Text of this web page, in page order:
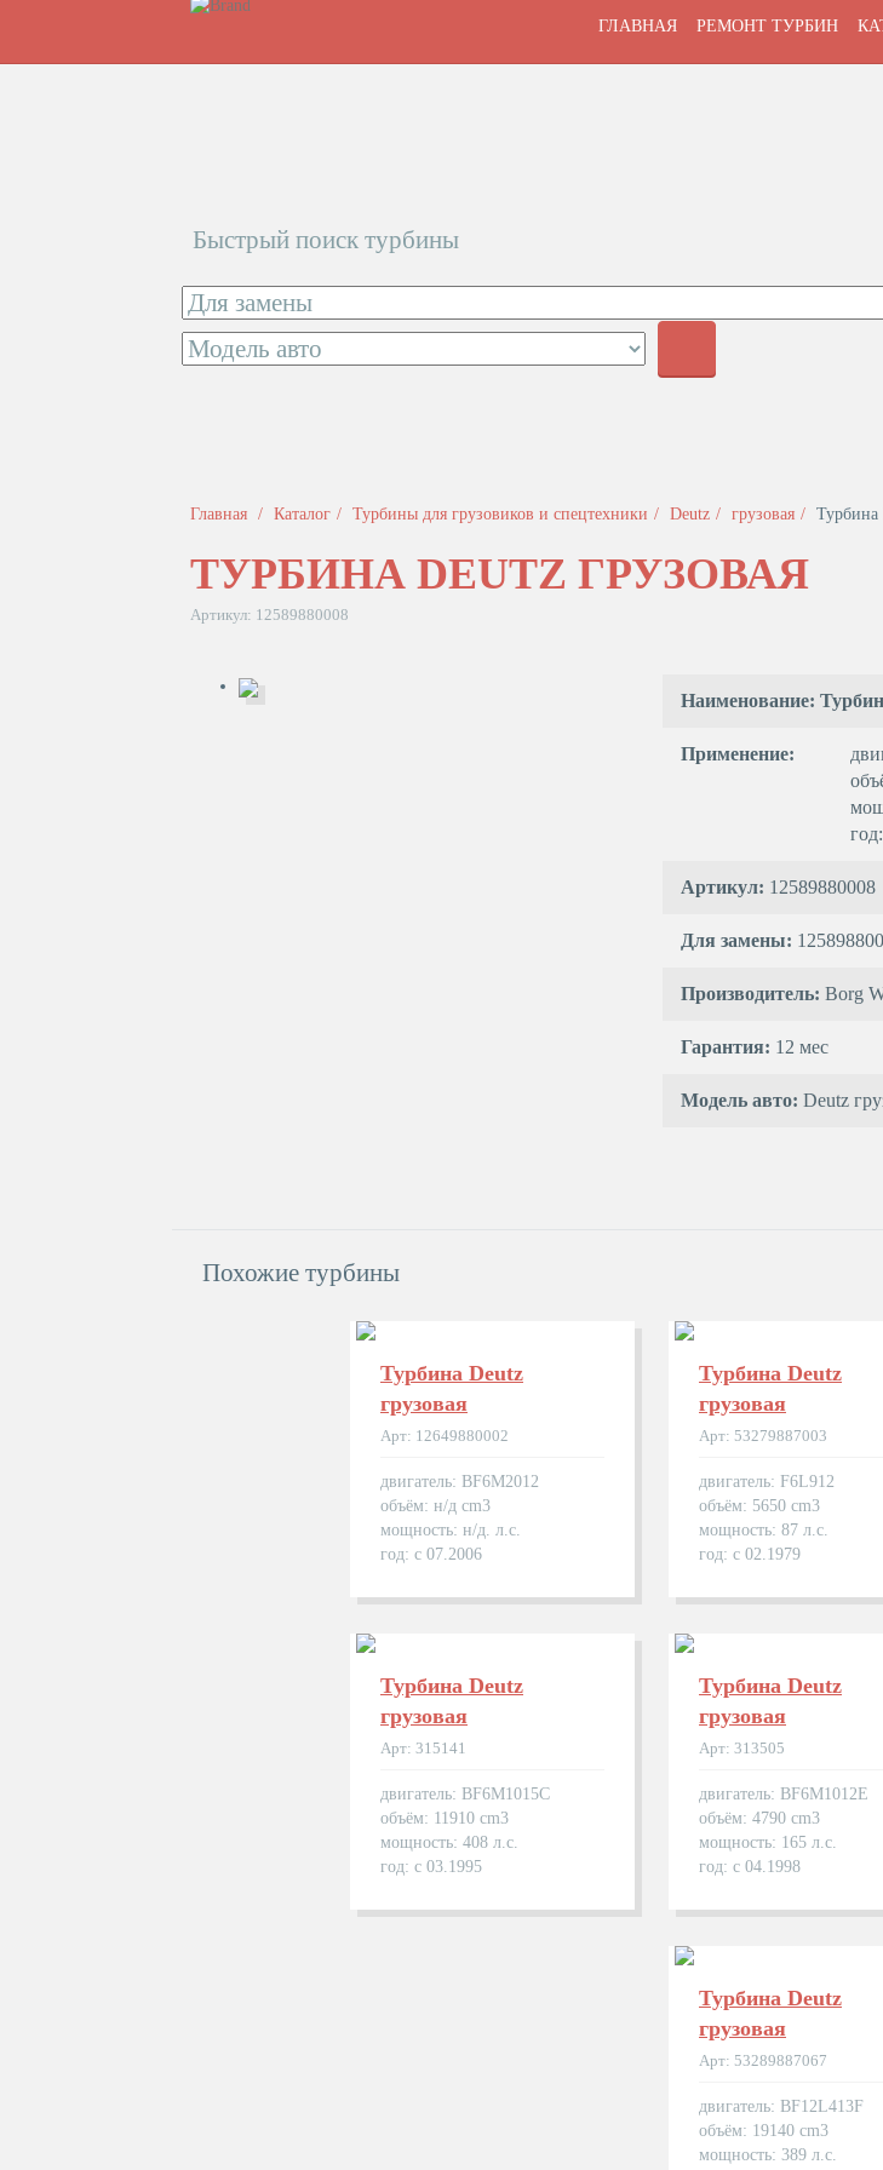
ГЛАВНАЯ РЕМОНТ ТУРБИН
Быстрый поиск турбины
Главная Каталог Турбины для грузовиков и спецтехники Deutz грузовая Турбина
ТУРБИНА DEUTZ ГРУЗОВАЯ
Артикул: 12589880008
Наименование:
Применение:
Артикул: 12589880008
Для замены:
Производитель: Borg
Гарантия: 12 мес
Модель авто: Deutz
Похожие турбины
Турбина Deutz
грузовая
Арт: 12649880002
двигатель: BF6M2012
объём: н/д cm3
мощность: н/д. л.с.
год: с 07.2006
Турбина Deutz
грузовая
Арт: 53279887003
двигатель: F6L912
объём: 5650 cm3
мощность: 87 л.с.
год: с 02.1979
Турбина Deutz
грузовая
Арт: 315141
двигатель: BF6M1015C
объём: 11910 cm3
мощность: 408 л.с.
год: с 03.1995
Турбина Deutz
грузовая
Арт: 313505
двигатель: BF6M1012E
объём: 4790 cm3
мощность: 165 л.с.
год: с 04.1998
Турбина Deutz
грузовая
Арт: 53289887067
двигатель: BF12L413F
объём: 19140 cm3
мощность: 389 л.с.